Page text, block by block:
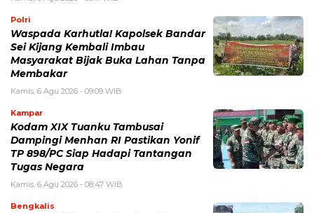
Polri
Waspada Karhutla! Kapolsek Bandar
Sei Kijang Kembali Imbau
Masyarakat Bijak Buka Lahan Tanpa
Membakar
Kamis, 6 Agu 2026 - 09:09 WIB
Kampar
Kodam XIX Tuanku Tambusai
Dampingi Menhan RI Pastikan Yonif
TP 898/PC Siap Hadapi Tantangan
Tugas Negara
Kamis, 6 Agu 2026 - 08:47 WIB
Bengkalis